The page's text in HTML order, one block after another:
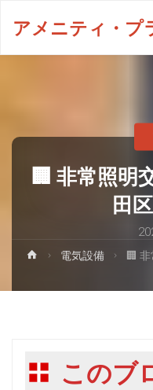
アメニティ・プ
🏢 非常照明
田
電気設備
🏢
このブ